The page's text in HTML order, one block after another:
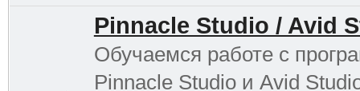
Pinnacle Studio / Avid
Обучаемся работе с
Pinnacle Studio и Avid